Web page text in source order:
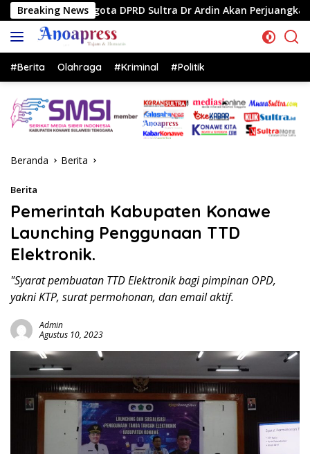
Langsung
ke
konten
Breaking News
DPRD Sultra Dr Ardin Akan Perjuangkan Aspirasi Masyarkat
#Berita Olahraga #Kriminal #Politik
Beranda Berita
Berita
Pemerintah Kabupaten Konawe
Launching Penggunaan TTD
Elektronik.
"Syarat pembuatan TTD Elektronik bagi pimpinan OPD,
yakni KTP, surat permohonan, dan email aktif.
Admin
Agustus 10, 2023